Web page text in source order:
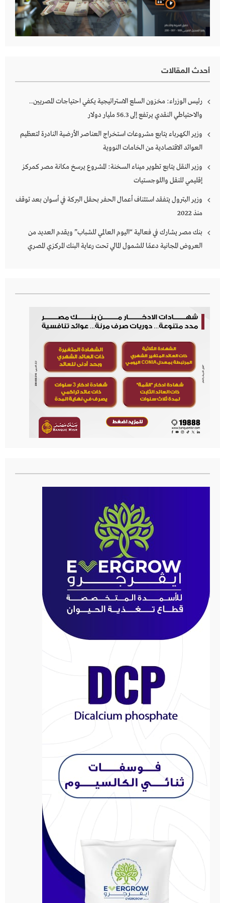
أحدث المقالات
رئيس الوزراء: مخزون السلع الاستراتيجية يكفي احتياجات المصريين..
والاحتياطي النقدي يرتفع إلى 56.3 مليار دولار
وزير الكهرباء يتابع مشروعات استخراج العناصر الأرضية النادرة لتعظيم
العوائد الاقتصادية من الخامات النووية
وزير النقل يتابع تطوير ميناء السخنة: المشروع يرسخ مكانة مصر كمركز
إقليمي للنقل واللوجستيات
وزير البترول يتفقد استئناف أعمال الحفر بحقل البركة في أسوان بعد توقف
منذ 2022
بنك مصر يشارك في فعالية “اليوم العالمي للشباب” ويقدم العديد من
العروض المجانية دعمًا للشمول المالي تحت رعاية البنك المركزي المصري